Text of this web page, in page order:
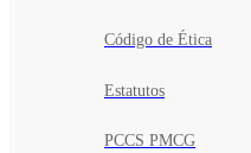
Código de Ética
Estatutos
PCCS PMCG